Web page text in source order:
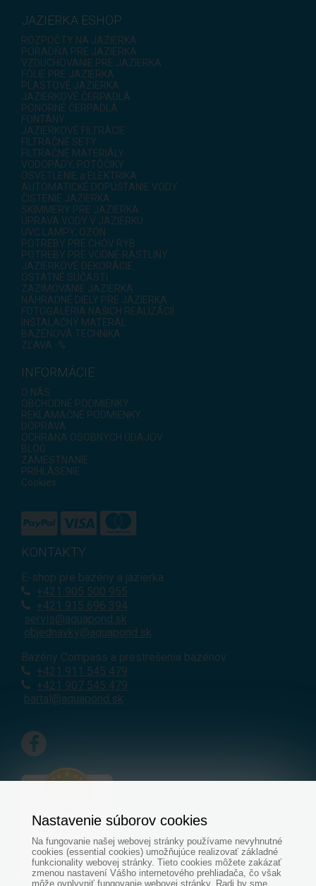
JAZIERKA ESHOP
ROZPOČTY NA JAZIERKA
PORADŇA PRE JAZIERKA
VZDUCHOVANIE PRE JAZIERKA
FÓLIE PRE JAZIERKA
PLASTOVÉ JAZIERKA
JAZIERKOVÉ ČERPADLÁ
PONORNÉ ČERPADLÁ
FONTÁNY
JAZIERKOVÉ FILTRÁCIE
FILTRAČNÉ SETY
FILTRAČNÉ MATERIÁLY
VODOPÁDY, POTÔČIKY
OSVETLENIE a ELEKTRIKA
AUTOMATICKÉ DOPÚŠŤANIE VODY
ČISTENIE JAZIERKA
SKIMMERY PRE JAZIERKA
ÚPRAVA VODY V JAZIERKU
UVC LAMPY, OZÓN
POTREBY PRE CHOV RÝB
POTREBY PRE VODNÉ RASTLINY
JAZIERKOVÉ DEKORÁCIE
OSTATNÉ SÚČASTI
ZAZIMOVANIE JAZIERKA
NÁHRADNÉ DIELY PRE JAZIERKA
FOTOGALÉRIA NAŠICH REALIZÁCIÍ
INŠTALAČNÝ MATERÁL
BAZÉNOVÁ TECHNIKA
ZĽAVA -%
INFORMÁCIE
O NÁS
OBCHODNÉ PODMIENKY
REKLAMAČNÉ PODMIENKY
DOPRAVA
OCHRANA OSOBNÝCH ÚDAJOV
BLOG
ZAMESTNANIE
PRIHLÁSENIE
Cookies
KONTAKTY
E-shop pre bazény a jazierka
+421 905 500 955
+421 915 696 394
servis@aquapond.sk
objednavky@aquapond.sk
Bazény Compass a prestrešenia bazénov
+421 911 545 479
+421 907 545 479
bartal@aquapond.sk
Nastavenie súborov cookies
Na fungovanie našej webovej stránky používame nevyhnutné
cookies (essential cookies) umožňujúce realizovať základné
funkcionality webovej stránky. Tieto cookies môžete zakázať
zmenou nastavení Vášho internetového prehliadača, čo však
môže ovplyvniť fungovanie webovej stránky. Radi by sme